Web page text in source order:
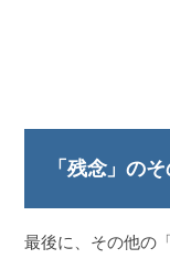
「残念」の
最後に、その他の